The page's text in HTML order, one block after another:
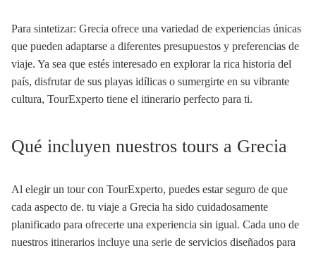
Para sintetizar: Grecia ofrece una variedad de experiencias únicas
que pueden adaptarse a diferentes presupuestos y preferencias de
viaje. Ya sea que estés interesado en explorar la rica historia del
país, disfrutar de sus playas idílicas o sumergirte en su vibrante
cultura, TourExperto tiene el itinerario perfecto para ti.
Qué incluyen nuestros tours a Grecia
Al elegir un tour con TourExperto, puedes estar seguro de que
cada aspecto de. tu viaje a Grecia ha sido cuidadosamente
planificado para ofrecerte una experiencia sin igual. Cada uno de
nuestros itinerarios incluye una serie de servicios diseñados para